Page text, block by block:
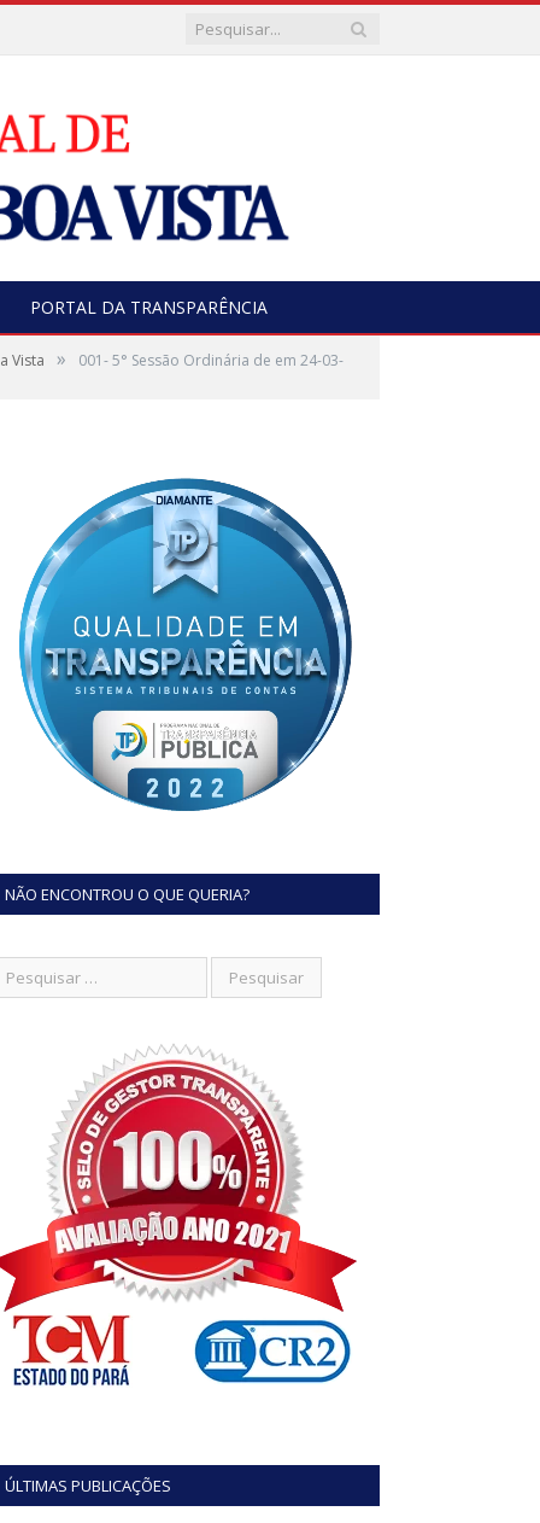
PORTAL DA TRANSPARÊNCIA
Vista » 001- 5° Sessão Ordinária de em 24-03-
NÃO ENCONTROU O QUE QUERIA?
ÚLTIMAS PUBLICAÇÕES